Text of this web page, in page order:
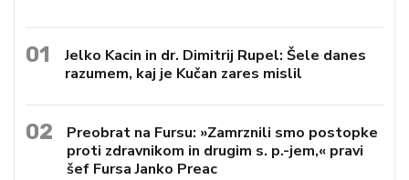
01
Jelko Kacin in dr. Dimitrij Rupel: Šele danes
razumem, kaj je Kučan zares mislil
02
Preobrat na Fursu: »Zamrznili smo postopke
proti zdravnikom in drugim s. p.-jem,« pravi
šef Fursa Janko Preac